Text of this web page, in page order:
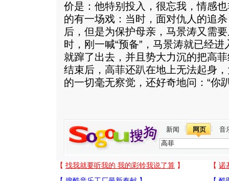
价是：他特别投入，很忘我，情感
的有一场戏：当时，面对仇人的追
后，但是为保护母亲，马景涛又需
时，刚一喊“预备”，马景涛就已经进
就蹿了出去，并且势大力沉的把高
结束后，高菲还趴在地上无法起身
的一切毫无察觉，还好奇地问：“你
新闻 网页 音